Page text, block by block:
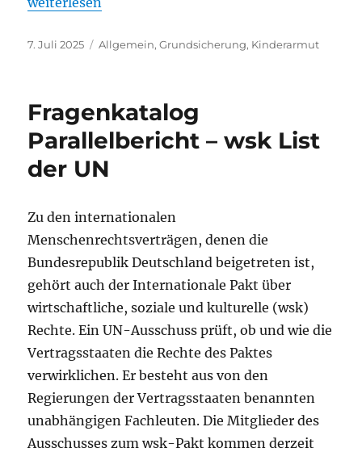
Veröffentlicht
7. Juli 2025 Kategorien
Allgemein,Grundsicherung, Kinderarmut
Fragenkatalog
Parallelbericht – wsk List
der UN
Zu den internationalen
Menschenrechtsverträgen, denen die
Bundesrepublik Deutschland beigetreten ist,
gehört auch der Internationale Pakt über
wirtschaftliche, soziale und kulturelle (wsk)
Rechte. Ein UN-Ausschuss prüft, ob und wie die
Vertragsstaaten die Rechte des Paktes
verwirklichen. Er besteht aus von den
Regierungen der Vertragsstaaten benannten
unabhängigen Fachleuten. Die Mitglieder des
Ausschusses zum wsk-Pakt kommen derzeit